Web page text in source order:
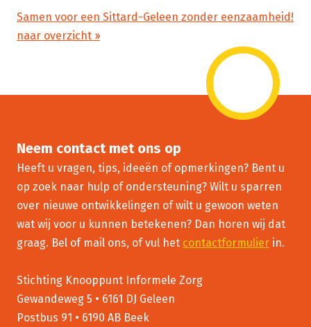
Samen voor een Sittard-Geleen zonder eenzaamheid!
naar overzicht ››
Neem contact met ons op
Heeft u vragen, tips, ideeën of opmerkingen? Bent u
op zoek naar hulp of ondersteuning? Wilt u sparren
over nieuwe ontwikkelingen of wilt u gewoon weten
wat wij voor u kunnen betekenen? Dan horen wij dat
graag. Bel of mail ons, of vul het contactformulier in.
Stichting Knooppunt Informele Zorg
Gewandeweg 5 • 6161 DJ Geleen
Postbus 91 • 6190 AB Beek